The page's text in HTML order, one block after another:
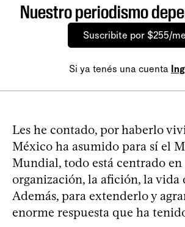
Nuestro periodismo
Suscribite por $255/
Si ya tenés una cuenta
Les he contado, por haberlo
México ha asumido para sí el
Mundial, todo está centrado en
organización, la afición, la vida
Además, para extenderlo y
enorme respuesta que ha